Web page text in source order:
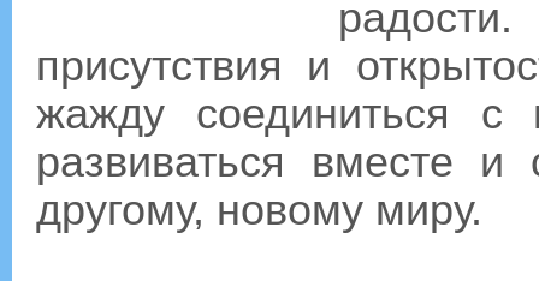
присутствия и
жажду соединиться
развиваться вместе
другому, новому миру.